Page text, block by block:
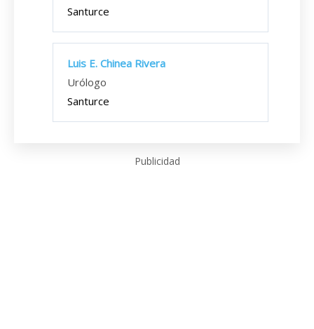
Santurce
Luis E. Chinea Rivera
Urólogo
Santurce
Publicidad